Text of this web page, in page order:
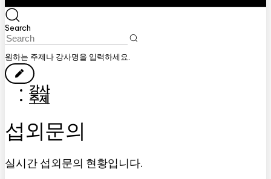
Search
원하는 주제나 강사명을 입력하세요.
강사
주제
섭외문의
실시간 섭외문의 현황입니다.